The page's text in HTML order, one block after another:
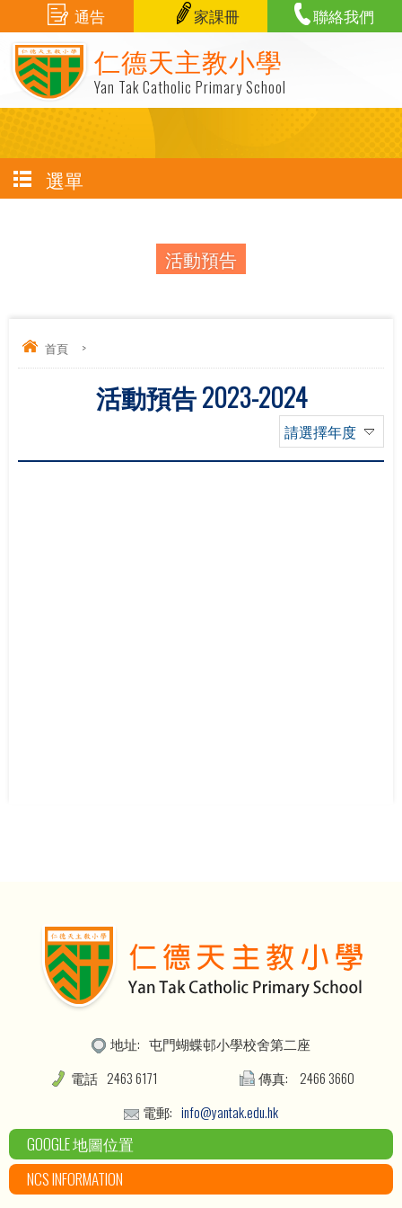
仁德天主教小學
Yan Tak Catholic Primary School
通告 家課冊 聯絡我們
選單
活動預告
首頁 >
活動預告 2023-2024
請選擇年度
地址: 屯門蝴蝶邨小學校舍第二座
電話 2463 6171 傳真:
2466 3660
電郵: info@yantak.edu.hk
GOOGLE 地圖位置
NCS INFORMATION